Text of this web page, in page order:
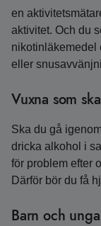
en
aktivitet. Och du
nikotinläkemedel
eller
Vuxna som
Ska du gå
dricka alkohol i
för problem efter
Därför bör du få
Barn och unga